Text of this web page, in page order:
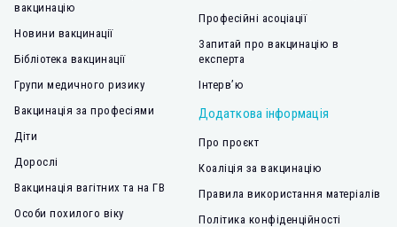
вакцинацію
Новини вакцинації
Бібліотека вакцинації
Групи медичного ризику
Вакцинація за професіями
Діти
Дорослі
Вакцинація вагітних та на ГВ
Особи похилого віку
Професійні асоціації
Запитай про вакцинацію в
експерта
Інтерв’ю
Додаткова інформація
Про проєкт
Коаліція за вакцинацію
Правила використання матеріалів
Політика конфіденційності